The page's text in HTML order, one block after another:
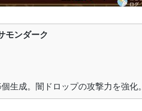
モンダーク
生成。闇ドロップの攻撃力を強化。